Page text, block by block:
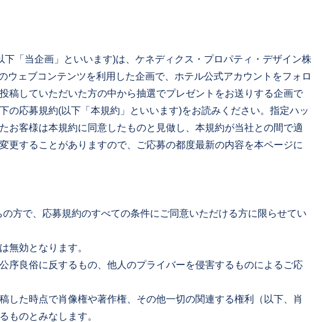
下「当企画」といいます)は、ケネディクス・プロパティ・デザイン株
ウェブコンテンツを利用した企画で、ホテル公式アカウントをフォロ
稿していただいた方の中から抽選でプレゼントをお送りする企画で
の応募規約(以下「本規約」といいます)をお読みください。指定ハッ
お客様は本規約に同意したものと見做し、本規約が当社との間で適
更することがありますので、ご応募の都度最新の内容を本ページに
の方で、応募規約のすべての条件にご同意いただける方に限らせてい
無効となります。
序良俗に反するもの、他人のプライバーを侵害するものによるご応
した時点で肖像権や著作権、その他一切の関連する権利（以下、肖
ものとみなします。